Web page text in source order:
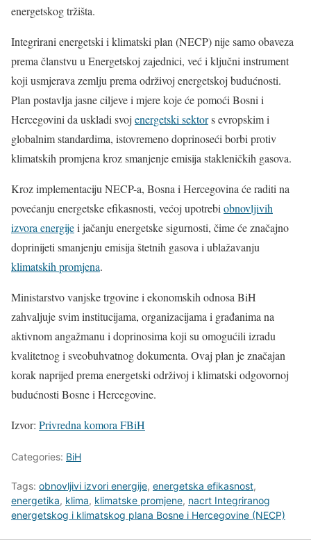
energetskog tržišta.
Integrirani energetski i klimatski plan (NECP) nije samo obaveza
prema članstvu u Energetskoj zajednici, već i ključni instrument
koji usmjerava zemlju prema održivoj energetskoj budućnosti.
Plan postavlja jasne ciljeve i mjere koje će pomoći Bosni i
Hercegovini da uskladi svoj energetski sektors evropskim i
globalnim standardima, istovremeno doprinoseći borbi protiv
klimatskih promjena kroz smanjenje emisija stakleničkih gasova.
Kroz implementaciju NECP-a, Bosna i Hercegovina će raditi na
povećanju energetske efikasnosti, većoj upotrebi obnovljivih
izvora energijei jačanju energetske sigurnosti, čime će značajno
doprinijeti smanjenju emisija štetnih gasova i ublažavanju
klimatskih promjena.
Ministarstvo vanjske trgovine i ekonomskih odnosa BiH
zahvaljuje svim institucijama, organizacijama i građanima na
aktivnom angažmanu i doprinosima koji su omogućili izradu
kvalitetnog i sveobuhvatnog dokumenta. Ovaj plan je značajan
korak naprijed prema energetski održivoj i klimatski odgovornoj
budućnosti Bosne i Hercegovine.
Izvor: Privredna komora FBiH
Categories: BiH
Tags: obnovljivi izvori energije, energetska efikasnost,
energetika, klima, klimatske promjene, nacrt Integriranog
energetskog i klimatskog plana Bosne i Hercegovine (NECP)